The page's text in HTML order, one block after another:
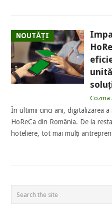
NOUTĂȚI
Cozma
În ultimii cinci ani, digitalizarea
HoReCa din România. De la
hoteliere, tot mai mulți
POSTS